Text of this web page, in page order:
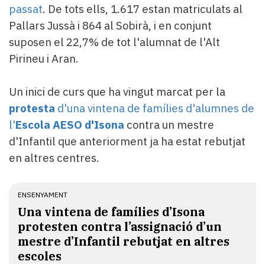
més
llegit...
Editorial
passat. De tots ells, 1.617 estan matriculats al
Pallars Jussà i 864 al Sobirà, i en conjunt
suposen el 22,7% de tot l'alumnat de l'Alt
Pirineu i Aran.
Un inici de curs que ha vingut marcat per la
protesta d'una vintena de famílies d'alumnes de
l'Escola AESO d'Isona contra un mestre
d'Infantil que anteriorment ja ha estat rebutjat
en altres centres.
ENSENYAMENT
Una vintena de famílies d’Isona
protesten contra l’assignació d’un
mestre d’Infantil rebutjat en altres
escoles